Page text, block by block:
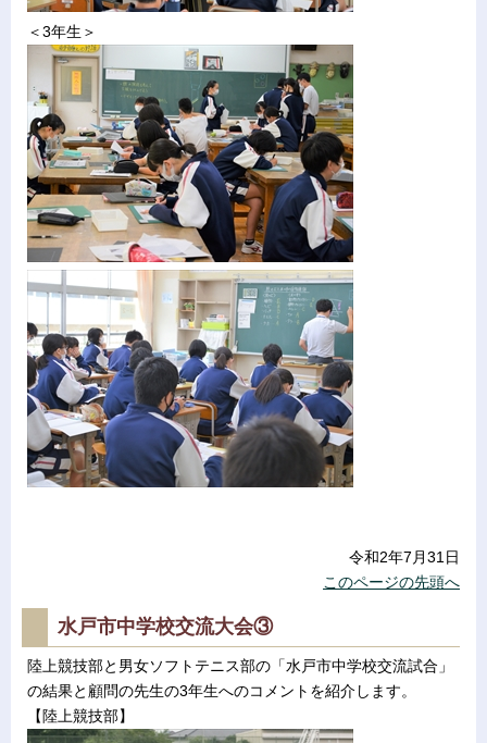
＜3年生＞
令和2年7月31日
このページの先頭へ
水戸市中学校交流大会③
陸上競技部と男女ソフトテニス部の「水戸市中学校交流試合」
の結果と顧問の先生の3年生へのコメントを紹介します。
【陸上競技部】